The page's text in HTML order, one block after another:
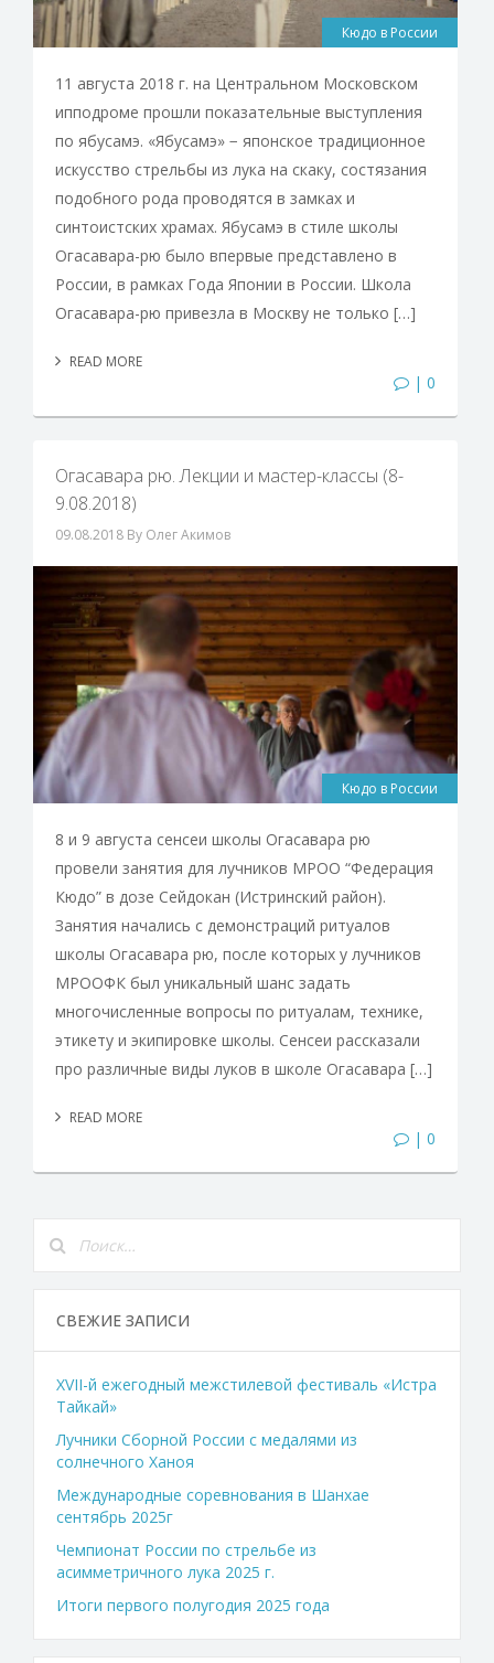
Кюдо в России
11 августа 2018 г. на Центральном Московском
ипподроме прошли показательные выступления
по ябусамэ. «Ябусамэ» − японское традиционное
искусство стрельбы из лука на скаку, состязания
подобного рода проводятся в замках и
синтоистских храмах. Ябусамэ в стиле школы
Огасавара-рю было впервые представлено в
России, в рамках Года Японии в России. Школа
Огасавара-рю привезла в Москву не только […]
READ MORE
| 0
Огасавара рю. Лекции и мастер-классы (8-
9.08.2018)
09.08.2018 By Олег Акимов
Кюдо в России
8 и 9 августа сенсеи школы Огасавара рю
провели занятия для лучников МРОО “Федерация
Кюдо” в дозе Сейдокан (Истринский район).
Занятия начались с демонстраций ритуалов
школы Огасавара рю, после которых у лучников
МРООФК был уникальный шанс задать
многочисленные вопросы по ритуалам, технике,
этикету и экипировке школы. Сенсеи рассказали
про различные виды луков в школе Огасавара […]
READ MORE
| 0
СВЕЖИЕ ЗАПИСИ
XVII-й ежегодный межстилевой фестиваль «Истра
Тайкай»
Лучники Сборной России с медалями из
солнечного Ханоя
Международные соревнования в Шанхае
сентябрь 2025г
Чемпионат России по стрельбе из
асимметричного лука 2025 г.
Итоги первого полугодия 2025 года